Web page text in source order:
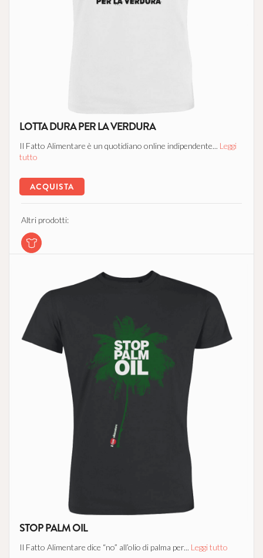
LOTTA DURA PER LA VERDURA
Il Fatto Alimentare è un quotidiano online indipendente... Leggi
tutto
ACQUISTA
Altri prodotti:
STOP PALM OIL
Il Fatto Alimentare dice “no” all’olio di palma per... Leggi tutto